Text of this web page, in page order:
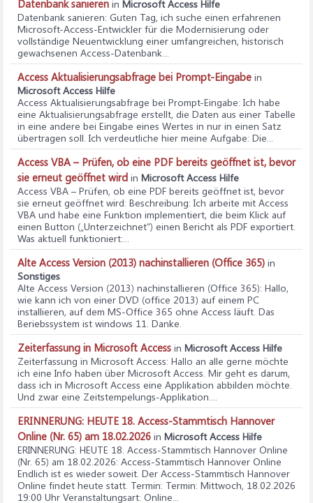
Datenbank sanieren in Microsoft Access Hilfe
Datenbank sanieren: Guten Tag, ich suche einen erfahrenen
Microsoft‑Access‑Entwickler für die Modernisierung oder
vollständige Neuentwicklung einer umfangreichen, historisch
gewachsenen Access‑Datenbank...
Access Aktualisierungsabfrage bei Prompt-Eingabe in
Microsoft Access Hilfe
Access Aktualisierungsabfrage bei Prompt-Eingabe: Ich habe
eine Aktualisierungsabfrage erstellt, die Daten aus einer Tabelle
in eine andere bei Eingabe eines Wertes in nur in einen Satz
übertragen soll. Ich verdeutliche hier meine Aufgabe: Die...
Access VBA – Prüfen, ob eine PDF bereits geöffnet ist, bevor
sie erneut geöffnet wird in Microsoft Access Hilfe
Access VBA – Prüfen, ob eine PDF bereits geöffnet ist, bevor
sie erneut geöffnet wird: Beschreibung: Ich arbeite mit Access
VBA und habe eine Funktion implementiert, die beim Klick auf
einen Button („Unterzeichnet“) einen Bericht als PDF exportiert.
Was aktuell funktioniert:...
Alte Access Version (2013) nachinstallieren (Office 365) in
Sonstiges
Alte Access Version (2013) nachinstallieren (Office 365): Hallo,
wie kann ich von einer DVD (office 2013) auf einem PC
installieren, auf dem MS-Office 365 ohne Access läuft. Das
Beriebssystem ist windows 11. Danke.
Zeiterfassung in Microsoft Access in Microsoft Access Hilfe
Zeiterfassung in Microsoft Access: Hallo an alle gerne möchte
ich eine Info haben über Microsoft Access. Mir geht es darum,
dass ich in Microsoft Access eine Applikation abbilden möchte.
Und zwar eine Zeitstempelungs-Applikation....
ERINNERUNG: HEUTE 18. Access-Stammtisch Hannover
Online (Nr. 65) am 18.02.2026 in Microsoft Access Hilfe
ERINNERUNG: HEUTE 18. Access-Stammtisch Hannover Online
(Nr. 65) am 18.02.2026: Access-Stammtisch Hannover Online
Endlich ist es wieder soweit. Der Access-Stammtisch Hannover
Online findet heute statt. Termin: Termin: Mittwoch, 18.02.2026
19:00 Uhr Veranstaltungsart: Online...